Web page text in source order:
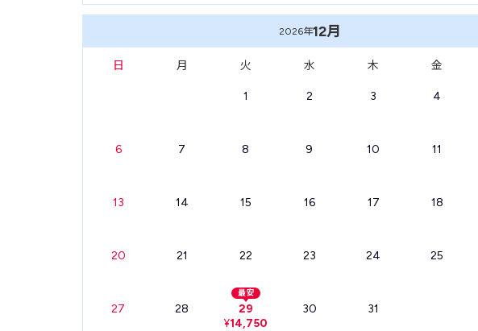
2026年12月
日 月 火 水 木 金
1 2 3 4
6 7 8 9 10 11
13 14 15 16 17 18
20 21 22 23 24 25
27 28
最安
29
¥14,750
30 31